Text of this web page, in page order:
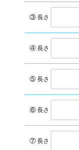
③ 長さ
④ 長さ
⑤ 長さ
⑥ 長さ
⑦ 長さ